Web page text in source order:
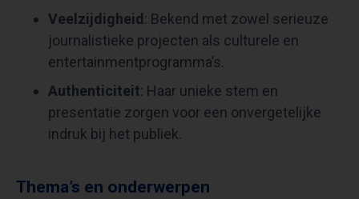
Veelzijdigheid: Bekend met zowel serieuze
journalistieke projecten als culturele en
entertainmentprogramma’s.​
Authenticiteit: Haar unieke stem en
presentatie zorgen voor een onvergetelijke
indruk bij het publiek.
Thema’s en onderwerpen